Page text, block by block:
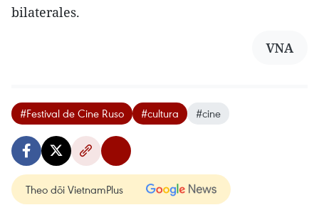
bilaterales.
VNA
#Festival de Cine Ruso #cultura #cine
Theo dõi VietnamPlus